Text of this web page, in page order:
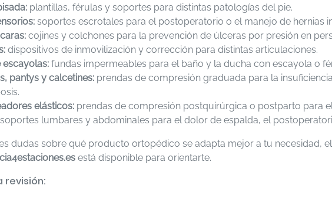
plantillas, férulas y soportes para distintas patologías del pie.
soportes escrotales para el postoperatorio o el manejo de hernias
cojines y colchones para la prevención de úlceras por presión en
dispositivos de inmovilización y corrección para distintas articulaciones.
escayolas: fundas impermeables para el baño y la ducha con escayola o
pantys y calcetines: prendas de compresión graduada para la
elásticos: prendas de compresión postquirúrgica o postparto para
soportes lumbares y abdominales para el dolor de espalda, el
dudas sobre qué producto ortopédico se adapta mejor a tu necesidad,
está disponible para orientarte.
revisión: